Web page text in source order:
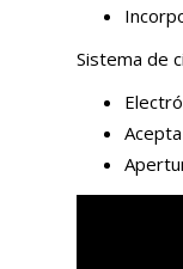
Sistema de